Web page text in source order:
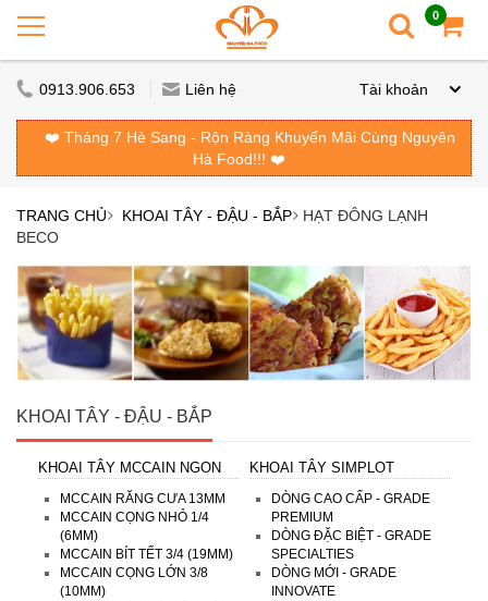
0
0913.906.653 Liên hệ Tài khoản
❤️ Tháng 7 Hè Sang - Rộn Ràng Khuyến Mãi Cùng Nguyên
Hà Food!!! ❤️
TRANG CHỦ KHOAI TÂY - ĐẬU - BẮP
HẠT ĐÔNG LẠNH
BECO
KHOAI TÂY - ĐẬU - BẮP
KHOAI TÂY MCCAIN NGON
MCCAIN RĂNG CƯA 13MM
MCCAIN CỌNG NHỎ 1/4
(6MM)
MCCAIN BÍT TẾT 3/4 (19MM)
MCCAIN CỌNG LỚN 3/8
(10MM)
KHOAI TÂY SIMPLOT
DÒNG CAO CẤP - GRADE
PREMIUM
DÒNG ĐẶC BIỆT - GRADE
SPECIALTIES
DÒNG MỚI - GRADE
INNOVATE